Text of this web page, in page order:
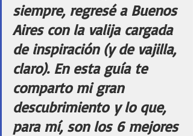
siempre, regresé a Buenos
Aires con la valija cargada
de inspiración (y de vajilla,
claro). En esta guía te
comparto mi gran
descubrimiento y lo que,
para mí, son los 6 mejores